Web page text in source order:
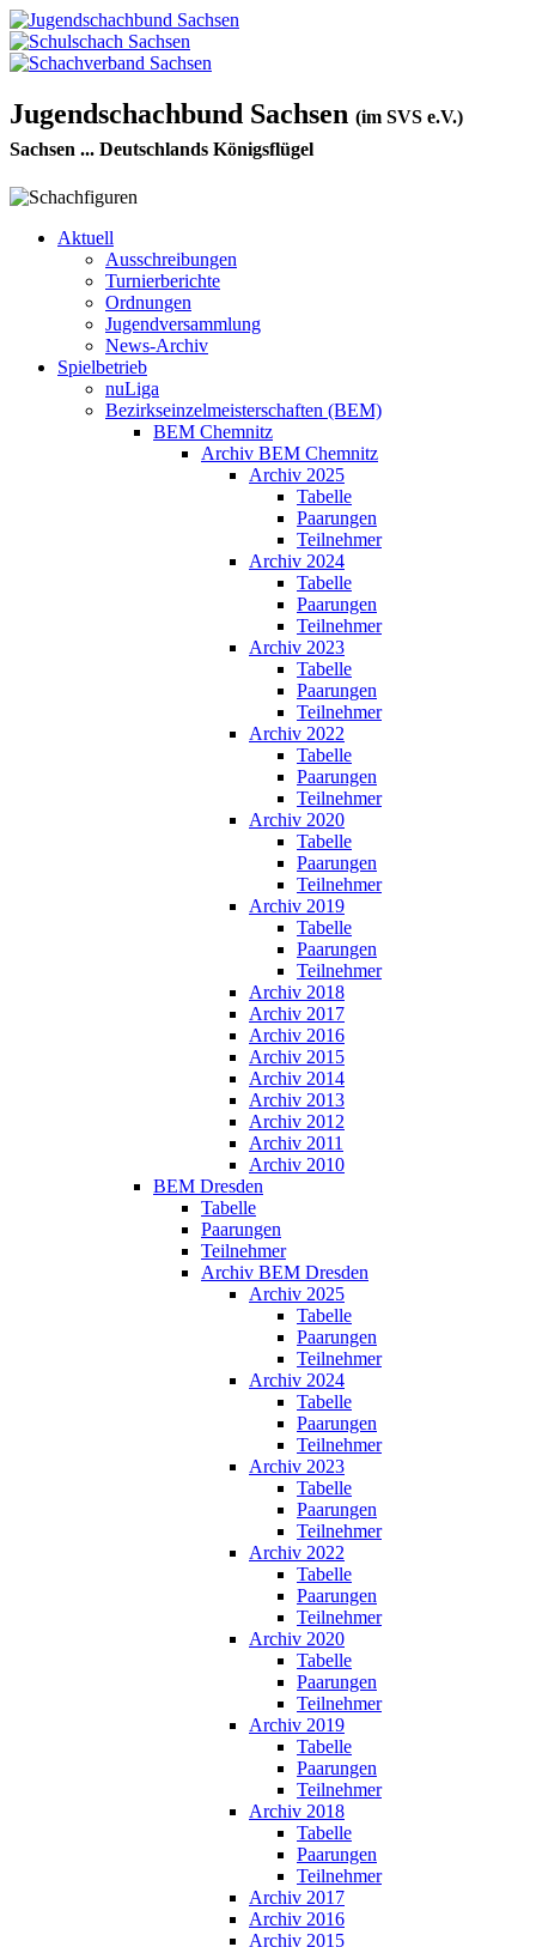
Jugendschachbund Sachsen (im SVS e.V.)
Sachsen ... Deutschlands Königsflügel
Aktuell
Ausschreibungen
Turnierberichte
Ordnungen
Jugendversammlung
News-Archiv
Spielbetrieb
nuLiga
Bezirkseinzelmeisterschaften (BEM)
BEM Chemnitz
Archiv BEM Chemnitz
Archiv 2025
Tabelle
Paarungen
Teilnehmer
Archiv 2024
Tabelle
Paarungen
Teilnehmer
Archiv 2023
Tabelle
Paarungen
Teilnehmer
Archiv 2022
Tabelle
Paarungen
Teilnehmer
Archiv 2020
Tabelle
Paarungen
Teilnehmer
Archiv 2019
Tabelle
Paarungen
Teilnehmer
Archiv 2018
Archiv 2017
Archiv 2016
Archiv 2015
Archiv 2014
Archiv 2013
Archiv 2012
Archiv 2011
Archiv 2010
BEM Dresden
Tabelle
Paarungen
Teilnehmer
Archiv BEM Dresden
Archiv 2025
Tabelle
Paarungen
Teilnehmer
Archiv 2024
Tabelle
Paarungen
Teilnehmer
Archiv 2023
Tabelle
Paarungen
Teilnehmer
Archiv 2022
Tabelle
Paarungen
Teilnehmer
Archiv 2020
Tabelle
Paarungen
Teilnehmer
Archiv 2019
Tabelle
Paarungen
Teilnehmer
Archiv 2018
Tabelle
Paarungen
Teilnehmer
Archiv 2017
Archiv 2016
Archiv 2015